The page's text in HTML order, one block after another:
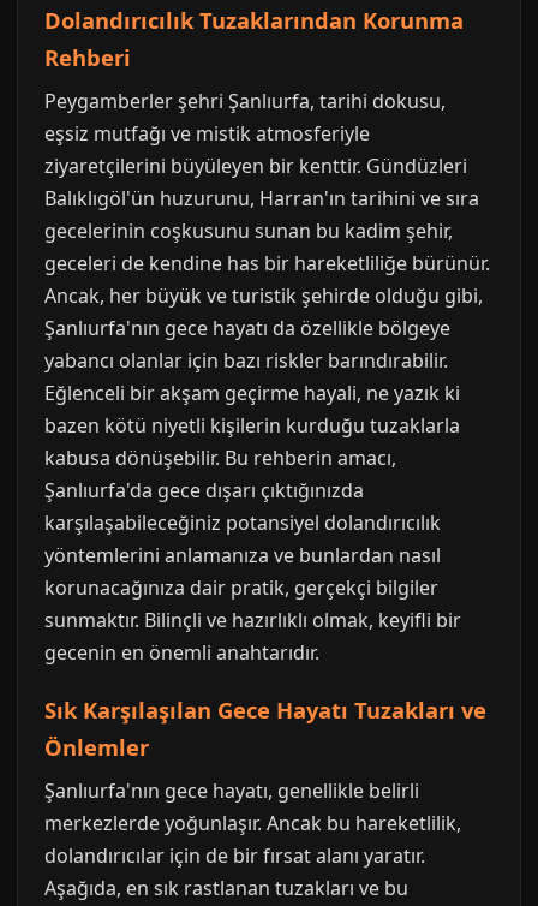
Dolandırıcılık Tuzaklarından Korunma
Rehberi
Peygamberler şehri Şanlıurfa, tarihi dokusu,
eşsiz mutfağı ve mistik atmosferiyle
ziyaretçilerini büyüleyen bir kenttir. Gündüzleri
Balıklıgöl'ün huzurunu, Harran'ın tarihini ve sıra
gecelerinin coşkusunu sunan bu kadim şehir,
geceleri de kendine has bir hareketliliğe bürünür.
Ancak, her büyük ve turistik şehirde olduğu gibi,
Şanlıurfa'nın gece hayatı da özellikle bölgeye
yabancı olanlar için bazı riskler barındırabilir.
Eğlenceli bir akşam geçirme hayali, ne yazık ki
bazen kötü niyetli kişilerin kurduğu tuzaklarla
kabusa dönüşebilir. Bu rehberin amacı,
Şanlıurfa'da gece dışarı çıktığınızda
karşılaşabileceğiniz potansiyel dolandırıcılık
yöntemlerini anlamanıza ve bunlardan nasıl
korunacağınıza dair pratik, gerçekçi bilgiler
sunmaktır. Bilinçli ve hazırlıklı olmak, keyifli bir
gecenin en önemli anahtarıdır.
Sık Karşılaşılan Gece Hayatı Tuzakları ve
Önlemler
Şanlıurfa'nın gece hayatı, genellikle belirli
merkezlerde yoğunlaşır. Ancak bu hareketlilik,
dolandırıcılar için de bir fırsat alanı yaratır.
Aşağıda, en sık rastlanan tuzakları ve bu